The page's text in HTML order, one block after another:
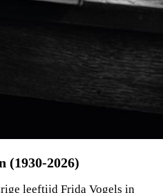
(1930-2026)
leeftijd Frida Vogels in